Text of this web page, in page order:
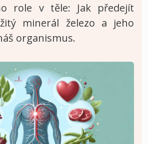
role v těle: Jak předejít
minerál železo a jeho
organismus.